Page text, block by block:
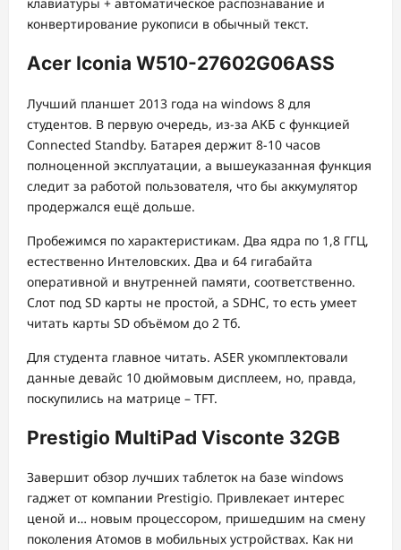
конвертирование рукописи в обычный текст.
Acer Iconia W510-27602G06ASS
Лучший планшет 2013 года на windows 8 для
студентов. В первую очередь, из-за АКБ с функцией
Connected Standby. Батарея держит 8-10 часов
полноценной эксплуатации, а вышеуказанная функция
следит за работой пользователя, что бы аккумулятор
продержался ещё дольше.
Пробежимся по характеристикам. Два ядра по 1,8 ГГЦ,
естественно Интеловских. Два и 64 гигабайта
оперативной и внутренней памяти, соответственно.
Слот под SD карты не простой, а SDHC, то есть умеет
читать карты SD объёмом до 2 Тб.
Для студента главное читать. ASER укомплектовали
данные девайс 10 дюймовым дисплеем, но, правда,
поскупились на матрице – TFT.
Prestigio MultiPad Visconte 32GB
Завершит обзор лучших таблеток на базе windows
гаджет от компании Prestigio. Привлекает интерес
ценой и… новым процессором, пришедшим на смену
поколения Атомов в мобильных устройствах. Как ни